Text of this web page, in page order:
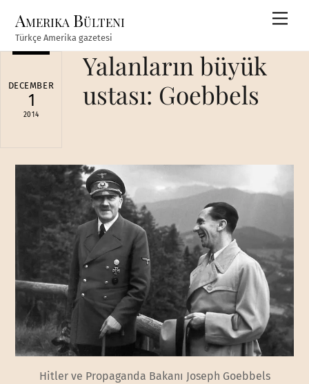
content
Amerika Bülteni
Türkçe Amerika gazetesi
DECEMBER
1
2014
Yalanların büyük
ustası: Goebbels
Hitler ve Propaganda Bakanı Joseph Goebbels